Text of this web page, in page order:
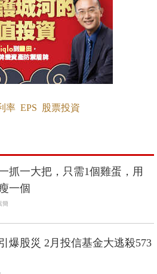
率 EPS 股票投資
抓一大把，只需1個雞蛋，用
一個
簡
爆股災 2月投信基金大逃殺573